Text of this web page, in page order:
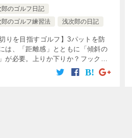
郎のゴルフ日記
郎のゴルフ練習法
浅次郎の日記
切りを目指すゴルフ】3パットを防
は、「距離感」とともに「傾斜の
が必要。上りか下りか？フックす
かスライスするのか？そして、その
り幅は？パッティング文字盤を使っ